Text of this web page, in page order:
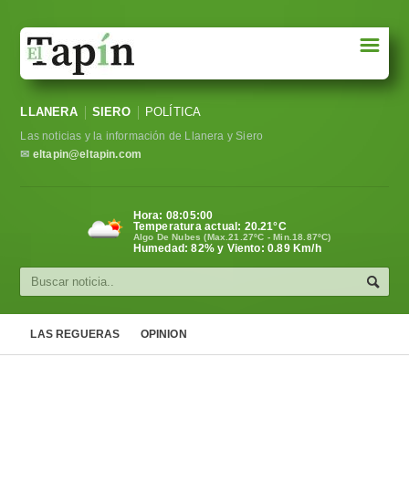
Sociedad
Política
Cultura
☰
LLANERA SIERO POLÍTICA
Las noticias y la información de Llanera y Siero
✉ eltapin@eltapin.com
Hora: 08:05:01
Temperatura actual: 20.21°C
Algo De Nubes (Max.21.27ºC - Min.18.87ºC)
Humedad: 82% y Viento: 0.89 Km/h
LAS REGUERAS OPINION